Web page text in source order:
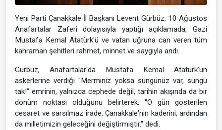
Yeni Parti Çanakkale İl Başkanı Levent Gürbüz, 10 Ağustos
Anafartalar Zaferi dolayısıyla yaptığı açıklamada, Gazi
Mustafa Kemal Atatürk'ü ve vatan uğruna can veren tüm
kahraman şehitleri rahmet, minnet ve saygıyla andı.
Gürbüz, Anafartalar'da Mustafa Kemal Atatürk'ün
askerlerine verdiği "Merminiz yoksa süngünüz var, süngü
tak!" emrinin, yalnızca cephede değil, tarihin akışında da bir
dönüm noktası olduğunu belirterek, "O gün gösterilen
cesaret ve sarsılmaz irade, Çanakkale'nin kaderini, ardından
da milletimizin geleceğini değiştirmiştir." dedi.